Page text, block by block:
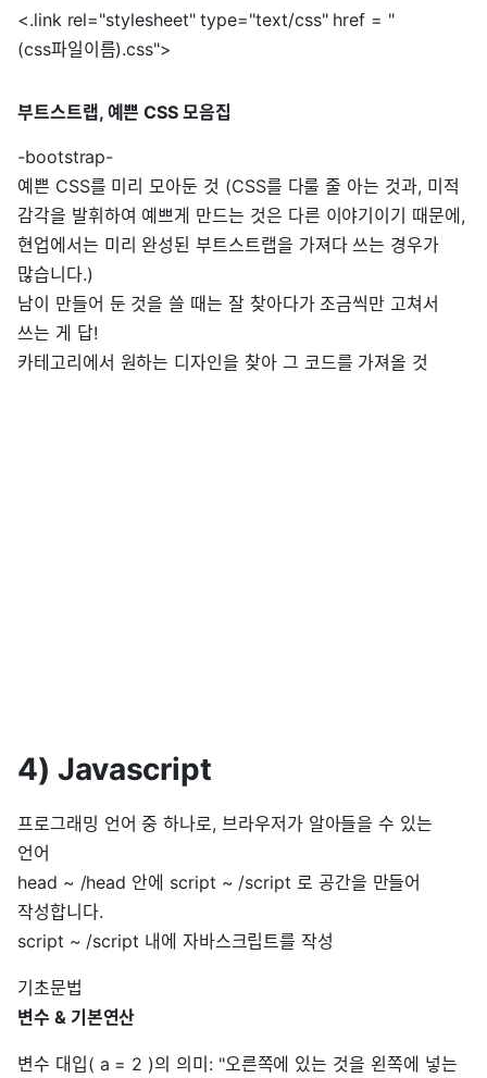
<.link rel="stylesheet" type="text/css" href = "
(css파일이름).css">
부트스트랩, 예쁜 CSS 모음집
-bootstrap-
예쁜 CSS를 미리 모아둔 것 (CSS를 다룰 줄 아는 것과, 미적
감각을 발휘하여 예쁘게 만드는 것은 다른 이야기이기 때문에,
현업에서는 미리 완성된 부트스트랩을 가져다 쓰는 경우가
많습니다.)
남이 만들어 둔 것을 쓸 때는 잘 찾아다가 조금씩만 고쳐서
쓰는 게 답!
카테고리에서 원하는 디자인을 찾아 그 코드를 가져올 것
4) Javascript
프로그래밍 언어 중 하나로, 브라우저가 알아들을 수 있는
언어
head ~ /head 안에 script ~ /script 로 공간을 만들어
작성합니다.
script ~ /script 내에 자바스크립트를 작성
기초문법
변수 & 기본연산
변수 대입( a = 2 )의 의미: "오른쪽에 있는 것을 왼쪽에 넣는